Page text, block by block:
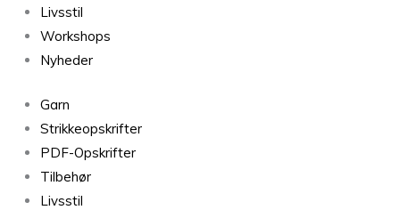
Livsstil
Workshops
Nyheder
Garn
Strikkeopskrifter
PDF-Opskrifter
Tilbehør
Livsstil
Dreng
Skjorte
bukser
antal